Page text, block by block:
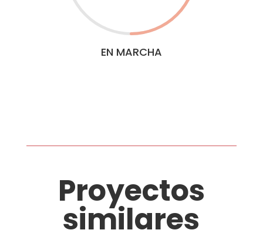
EN MARCHA
Proyectos
similares